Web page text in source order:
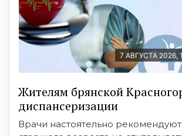
7 АВГУСТА 2026,
Жителям брянской
диспансеризации
Врачи настоятельно